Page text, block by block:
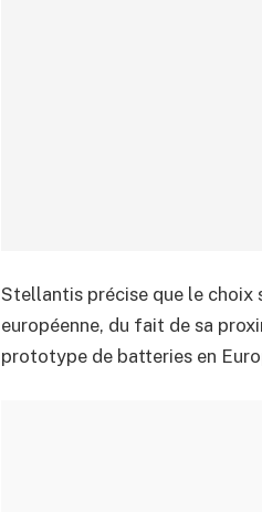
Stellantis précise que le choix
européenne, du fait de sa
prototype de batteries en